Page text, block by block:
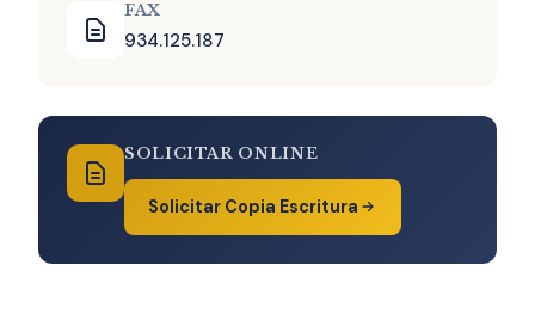
FAX
934.125.187
SOLICITAR ONLINE
Solicitar Copia Escritura